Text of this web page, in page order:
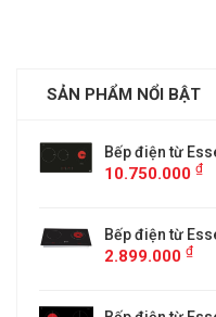
SẢN PHẨM NỔI BẬT
Bếp điện từ
10.750.000 ₫
Bếp điện từ
2.899.000 ₫